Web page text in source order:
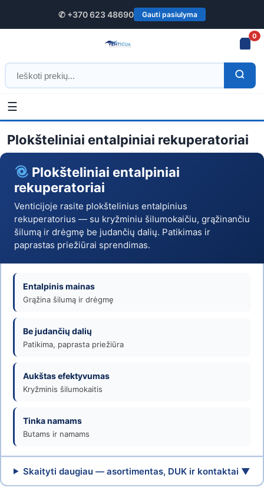
✆ +370 623 48690 Gauti pasiulyma
0
☰
Plokšteliniai
entalpiniai
rekuperatoriai
pirkti
internetu
Venticija
Pradžia
Plokšteliniai entalpiniai rekuperatoriai
Plokšteliniai entalpiniai
rekuperatoriai
Venticijoje rasite plokštelinius entalpinius
rekuperatorius — su kryžminiu šilumokaičiu, grąžinančiu
šilumą ir drėgmę be judančių dalių. Patikimas ir
paprastas priežiūrai sprendimas.
Entalpinis mainas
Grąžina šilumą ir drėgmę
Be judančių dalių
Patikima, paprasta priežiūra
Aukštas efektyvumas
Kryžminis šilumokaitis
Tinka namams
Butams ir namams
Skaityti daugiau — asortimentas, DUK ir kontaktai ▼